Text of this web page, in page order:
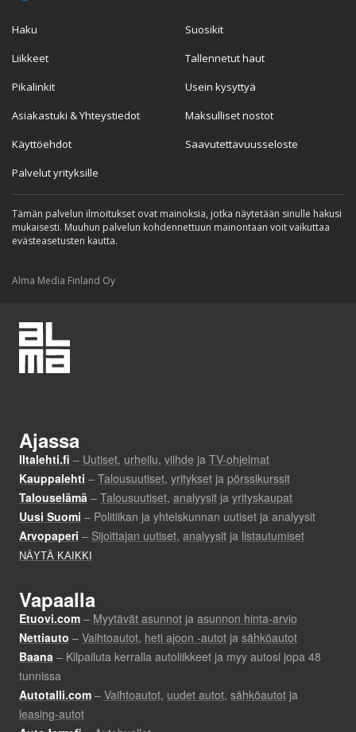
Haku
Liikkeet
Pikalinkit
Asiakastuki & Yhteystiedot
Käyttöehdot
Palvelut yrityksille
Suosikit
Tallennetut haut
Usein kysyttyä
Maksulliset nostot
Saavutettavuusseloste
Tämän palvelun ilmoitukset ovat mainoksia, jotka näytetään sinulle hakusi
mukaisesti. Muuhun palvelun kohdennettuun mainontaan voit vaikuttaa
evästeasetusten kautta.
Alma Media Finland Oy